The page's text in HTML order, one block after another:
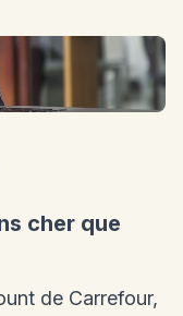
cher que
de Carrefour,